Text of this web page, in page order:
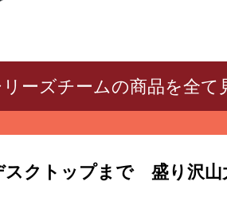
ーズチームの商品を全
クトップまで 盛り沢山